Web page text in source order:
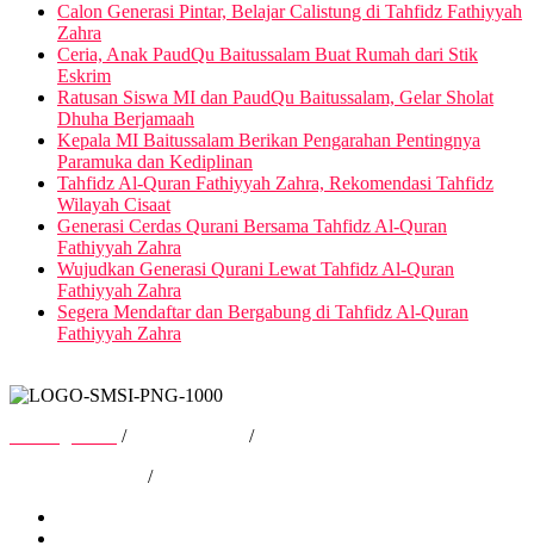
Calon Generasi Pintar, Belajar Calistung di Tahfidz Fathiyyah
Zahra
Ceria, Anak PaudQu Baitussalam Buat Rumah dari Stik
Eskrim
Ratusan Siswa MI dan PaudQu Baitussalam, Gelar Sholat
Dhuha Berjamaah
Kepala MI Baitussalam Berikan Pengarahan Pentingnya
Paramuka dan Kediplinan
Tahfidz Al-Quran Fathiyyah Zahra, Rekomendasi Tahfidz
Wilayah Cisaat
Generasi Cerdas Qurani Bersama Tahfidz Al-Quran
Fathiyyah Zahra
Wujudkan Generasi Qurani Lewat Tahfidz Al-Quran
Fathiyyah Zahra
Segera Mendaftar dan Bergabung di Tahfidz Al-Quran
Fathiyyah Zahra
/
/
/